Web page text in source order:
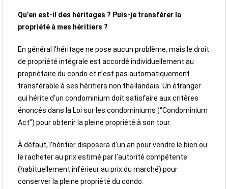
Qu’en est-il des héritages ? Puis-je transférer la
propriété à mes héritiers ?
En général l’héritage ne pose aucun problème, mais le droit
de propriété intégrale est accordé individuellement au
propriétaire du condo et n’est pas automatiquement
transférable à ses héritiers non thaïlandais. Un étranger
qui hérite d’un condominium doit satisfaire aux critères
énoncés dans la Loi sur les condominiums (“Condominium
Act”) pour obtenir la pleine propriété à son tour.
À défaut, l’héritier disposera d’un an pour vendre le bien ou
le racheter au prix estimé par l’autorité compétente
(habituellement inférieur au prix du marché) pour
conserver la pleine propriété du condo.